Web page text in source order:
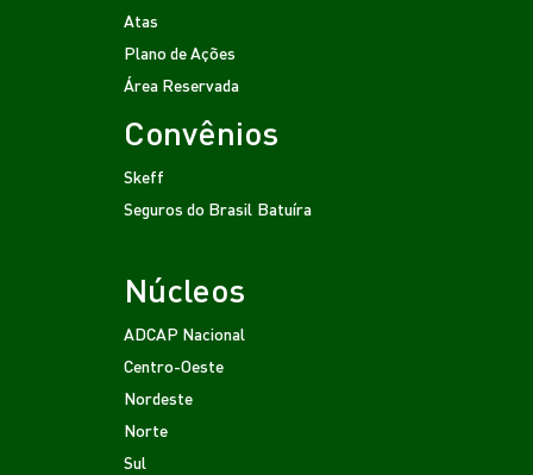
Atas
Plano de Ações
Área Reservada
Convênios
Skeff
Seguros do Brasil Batuíra
Núcleos
ADCAP Nacional
Centro-Oeste
Nordeste
Norte
Sul